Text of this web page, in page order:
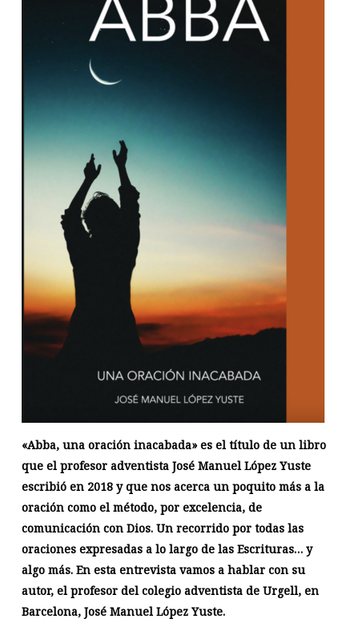
«Abba, una oración inacabada» es el título de un libro
que el profesor adventista José Manuel López Yuste
escribió en 2018 y que nos acerca un poquito más a la
oración como el método, por excelencia, de
comunicación con Dios. Un recorrido por todas las
oraciones expresadas a lo largo de las Escrituras… y
algo más. En esta entrevista vamos a hablar con su
autor, el profesor del colegio adventista de Urgell, en
Barcelona, José Manuel López Yuste.